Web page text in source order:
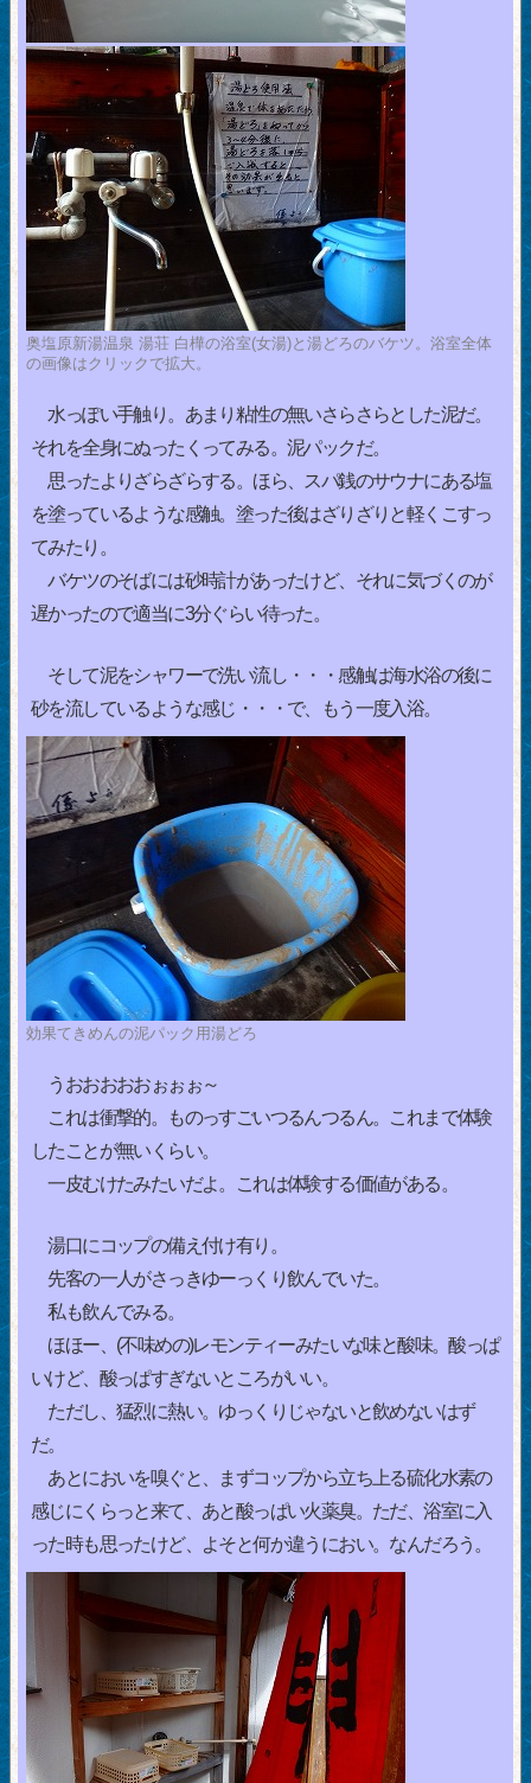
奥塩原新湯温泉 湯荘 白樺の浴室(女湯)と湯どろのバケツ。浴室全体
の画像はクリックで拡大。
水っぽい手触り。あまり粘性の無いさらさらとした泥だ。
それを全身にぬったくってみる。泥パックだ。
思ったよりざらざらする。ほら、スパ銭のサウナにある塩
を塗っているような感触。塗った後はざりざりと軽くこすっ
てみたり。
バケツのそばには砂時計があったけど、それに気づくのが
遅かったので適当に3分ぐらい待った。
そして泥をシャワーで洗い流し・・・感触は海水浴の後に
砂を流しているような感じ・・・で、もう一度入浴。
効果てきめんの泥パック用湯どろ
うおおおおおぉぉぉ～
これは衝撃的。ものっすごいつるんつるん。これまで体験
したことが無いくらい。
一皮むけたみたいだよ。これは体験する価値がある。
湯口にコップの備え付け有り。
先客の一人がさっきゆーっくり飲んでいた。
私も飲んでみる。
ほほー、(不味めの)レモンティーみたいな味と酸味。酸っぱ
いけど、酸っぱすぎないところがいい。
ただし、猛烈に熱い。ゆっくりじゃないと飲めないはず
だ。
あとにおいを嗅ぐと、まずコップから立ち上る硫化水素の
感じにくらっと来て、あと酸っぱい火薬臭。ただ、浴室に入
った時も思ったけど、よそと何か違うにおい。なんだろう。